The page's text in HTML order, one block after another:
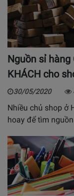
Nguồn sỉ
KHÁCH cho
30/05/2020
Nhiều chủ shop ở
hoay để tìm